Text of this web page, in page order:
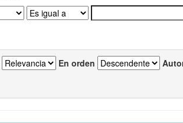
En orden